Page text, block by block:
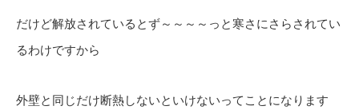
だけど解放されているとず～～～～っと寒さにさらされてい
るわけですから
外壁と同じだけ断熱しないといけないってことになります